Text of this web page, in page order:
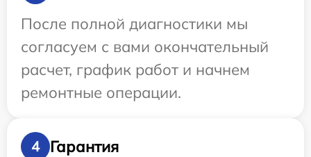
После полной диагностики мы
согласуем с вами окончательный
расчет, график работ и начнем
ремонтные операции.
4
Гарантия